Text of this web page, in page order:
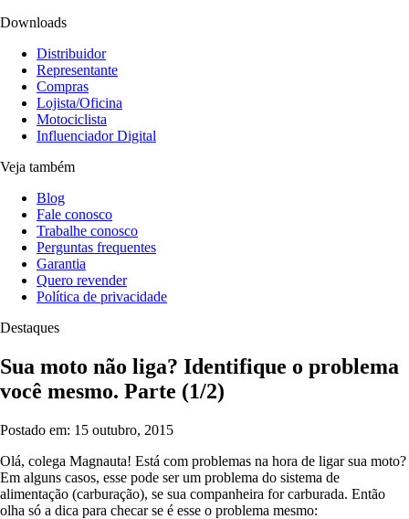
Downloads
Distribuidor
Representante
Compras
Lojista/Oficina
Motociclista
Influenciador Digital
Veja também
Blog
Fale conosco
Trabalhe conosco
Perguntas frequentes
Garantia
Quero revender
Política de privacidade
Destaques
Sua moto não liga? Identifique o problema
você mesmo. Parte (1/2)
Postado em: 15 outubro, 2015
Olá, colega Magnauta! Está com problemas na hora de ligar sua moto?
Em alguns casos, esse pode ser um problema do sistema de
alimentação (carburação), se sua companheira for carburada. Então
olha só a dica para checar se é esse o problema mesmo: